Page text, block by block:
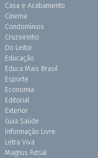
Casa e Acabamento
Cinema
Condomínios
Cruzeirinho
Do Leitor
Educação
Educa Mais Brasil
Esporte
Economia
Editorial
Exterior
Guia Saúde
Informação Livre
Letra Viva
Magnus Futsal